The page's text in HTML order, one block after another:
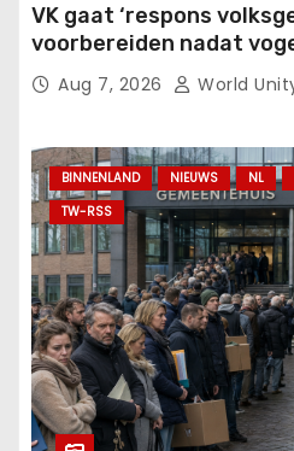
VK gaat ‘respons
voorbereiden nadat
zoogdieren op mensen
Aug 7, 2026 World
BINNENLAND NIEUWS NL
TW-RSS